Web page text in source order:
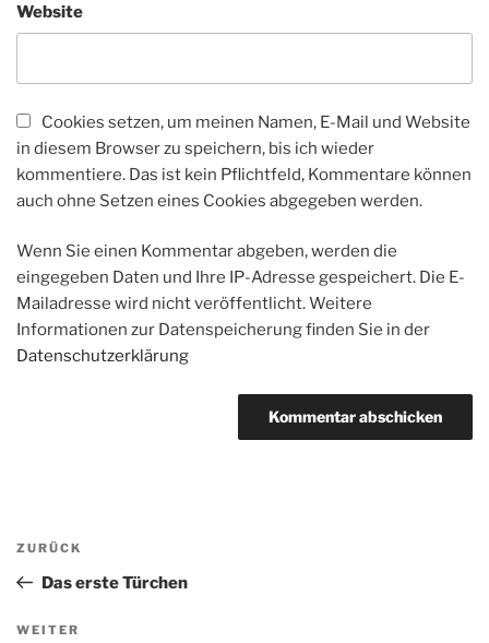
Website
Cookies setzen, um meinen Namen, E-Mail und Website
in diesem Browser zu speichern, bis ich wieder
kommentiere. Das ist kein Pflichtfeld, Kommentare können
auch ohne Setzen eines Cookies abgegeben werden.
Wenn Sie einen Kommentar abgeben, werden die
eingegeben Daten und Ihre IP-Adresse gespeichert. Die E-
Mailadresse wird nicht veröffentlicht. Weitere
Informationen zur Datenspeicherung finden Sie in der
Datenschutzerklärung
Beitragsnavigation
Vorheriger
Beitrag
ZURÜCK
Das erste Türchen
Nächster
WEITER